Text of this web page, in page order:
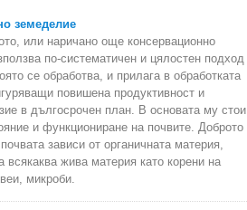
земеделие
или наричано още консервационно
по-систематичен и цялостен подход
се обработва, и прилага в обработката
повишена продуктивност и
в дългосрочен план. В основата му стои
и функциониране на почвите. Доброто
зависи от органичната материя,
всякаква жива материя като корени на
микроби.